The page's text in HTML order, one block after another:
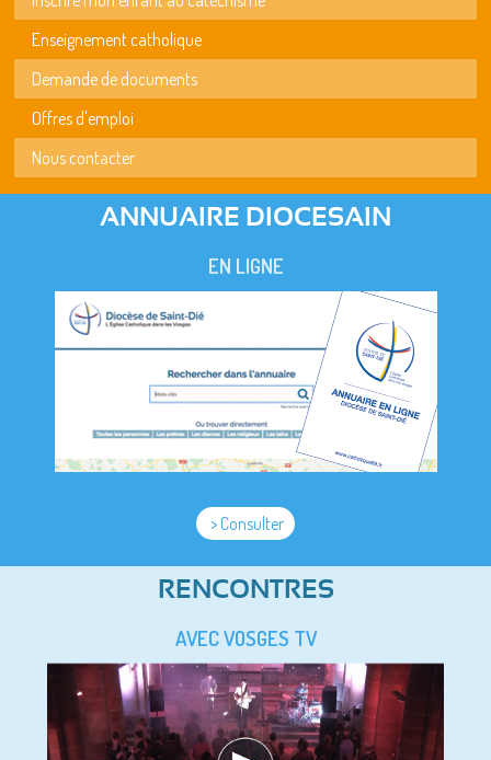
Enseignement catholique
Demande de documents
Offres d'emploi
Nous contacter
ANNUAIRE DIOCESAIN
EN LIGNE
> Consulter
RENCONTRES
AVEC VOSGES TV